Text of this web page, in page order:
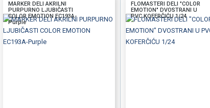
MARKER DELI AKRILNI
PURPURNO LJUBIČASTI
COLOR EMOTION EC193A-
Purple
FLOMASTERI DELI "COLOR
EMOTION" DVOSTRANI U
PVC KOFERČIĆU 1/24